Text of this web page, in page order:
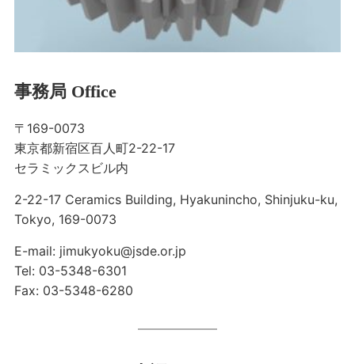
事務局 Office
〒169-0073
東京都新宿区百人町2-22-17
セラミックスビル内
2-22-17 Ceramics Building, Hyakunincho, Shinjuku-ku,
Tokyo, 169-0073
E-mail: jimukyoku@jsde.or.jp
Tel: 03-5348-6301
Fax: 03-5348-6280